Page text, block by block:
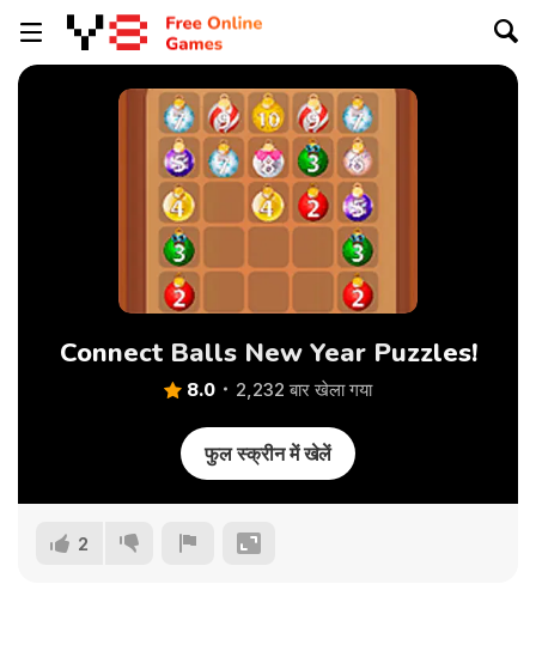
Connect Balls New Year Puzzles!
8.0 2,232 बार खेला गया
फुल स्क्रीन में खेलें
2